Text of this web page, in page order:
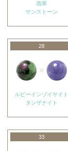
翡翠
サンストーン
28
ルビーインゾイサイト
タンザナイト
33